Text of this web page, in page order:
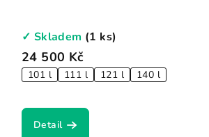
24 500 Kč
101 l 111 l 121 l 140 l
✓ Skladem (1 ks)
Detail